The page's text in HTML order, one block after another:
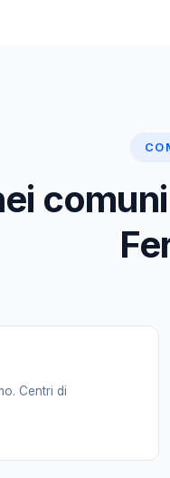
Centri di